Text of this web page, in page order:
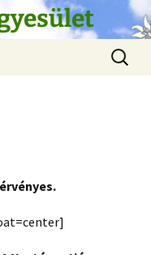
Search
for: